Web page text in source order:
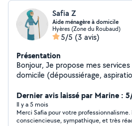
Safia Z
Aide ménagère à domicile
Hyères (Zone du Roubaud)
5/5 (3 avis)
Présentation
Bonjour, Je propose mes
domicile (dépoussiérage,
faire vos courses . Sérieuse,
m'adapte à vos besoins et à votre
N'hésitez pas à me contacter
Dernier avis laissé par Marine :
Il y a 5 mois
Merci Safia pour votre
consciencieuse, sympathique, et très